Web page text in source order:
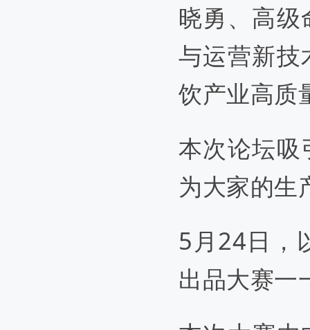
晓勇、高
与运营新技
饮产业高质
本次论坛吸
为大家的生
5月24日，
出品大赛一